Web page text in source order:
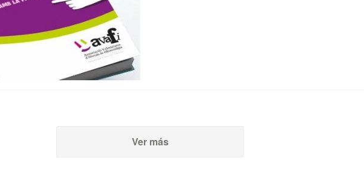
Ver más